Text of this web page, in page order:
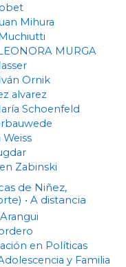
Mihura
MURGA
Ornik
alvarez
Schoenfeld
Zabinski
de Niñez,
• A distancia
en Políticas
y Familia